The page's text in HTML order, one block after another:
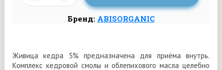
Бренд: ABISORGANIC
Живица кедра 5% предназначена для приёма внутрь.
Комплекс кедровой смолы и облепихового масла целебно